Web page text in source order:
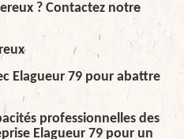
? Contactez notre
Elagueur 79 pour abattre
professionnelles des
Elagueur 79 pour un